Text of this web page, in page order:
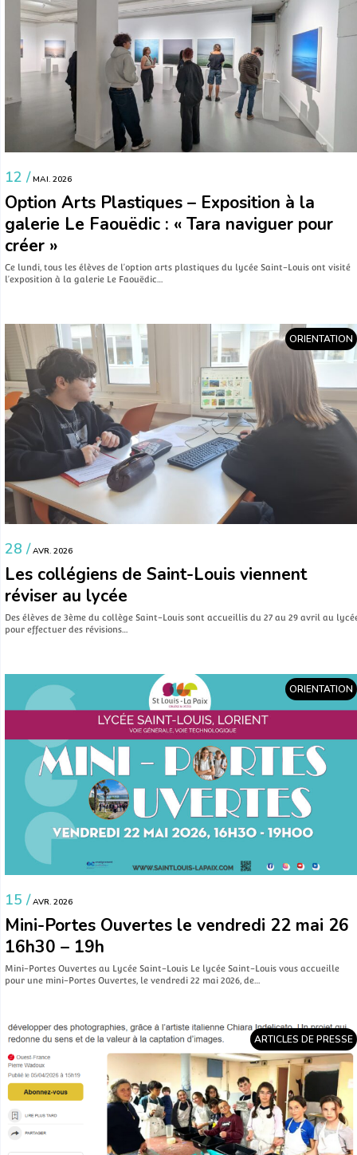
12 / MAI. 2026
Option Arts Plastiques – Exposition à la
galerie Le Faouëdic : « Tara naviguer pour
créer »
Ce lundi, tous les élèves de l’option arts plastiques du lycée Saint-Louis ont visité
l’exposition à la galerie Le Faouëdic…
ORIENTATION
28 / AVR. 2026
Les collégiens de Saint-Louis viennent
réviser au lycée
Des élèves de 3ème du collège Saint-Louis sont accueillis du 27 au 29 avril au
pour effectuer des révisions…
ORIENTATION
15 / AVR. 2026
Mini-Portes Ouvertes le vendredi 22 mai 26
16h30 – 19h
Mini-Portes Ouvertes au Lycée Saint-Louis Le lycée Saint-Louis vous accueille
pour une mini-Portes Ouvertes, le vendredi 22 mai 2026, de…
ARTICLES DE PRESSE